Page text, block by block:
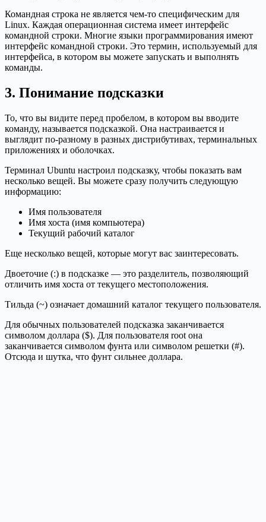
Командная строка не является чем-то специфическим для
Linux. Каждая операционная система имеет интерфейс
командной строки. Многие языки программирования имеют
интерфейс командной строки. Это термин, используемый для
интерфейса, в котором вы можете запускать и выполнять
команды.
3. Понимание подсказки
То, что вы видите перед пробелом, в котором вы вводите
команду, называется подсказкой. Она настраивается и
выглядит по-разному в разных дистрибутивах, терминальных
приложениях и оболочках.
Терминал Ubuntu настроил подсказку, чтобы показать вам
несколько вещей. Вы можете сразу получить следующую
информацию:
Имя пользователя
Имя хоста (имя компьютера)
Текущий рабочий каталог
Еще несколько вещей, которые могут вас заинтересовать.
Двоеточие (:) в подсказке — это разделитель, позволяющий
отличить имя хоста от текущего местоположения.
Тильда (~) означает домашний каталог текущего пользователя.
Для обычных пользователей подсказка заканчивается
символом доллара ($). Для пользователя root она
заканчивается символом фунта или символом решетки (#).
Отсюда и шутка, что фунт сильнее доллара.